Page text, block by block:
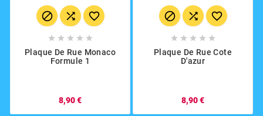
  
    
Plaque De Rue Monaco
Formule 1
8,90 €
  
    
Plaque De Rue Cote
D'azur
8,90 €